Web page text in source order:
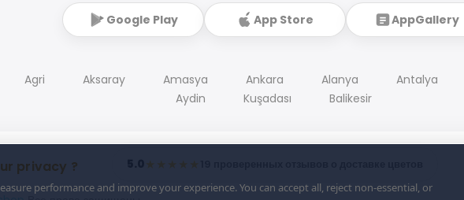
privacy ?
performance and improve your experience. You can accept all, reject non-essential, or
Google Play App Store AppGallery
Agri Aksaray Amasya Ankara Alanya Antalya
Aydin
Kuşadası Balikesir
★★★★★